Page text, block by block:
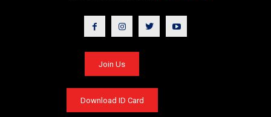
Join Us
Download ID Card